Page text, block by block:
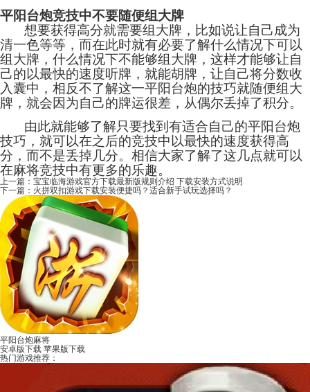
平阳台炮竞技中不要随便组大牌
想要获得高分就需要组大牌，比如说让自己成为
清一色等等，而在此时就有必要了解什么情况下可以
组大牌，什么情况下不能够组大牌，这样才能够让自
己的以最快的速度听牌，就能胡牌，让自己将分数收
入囊中，相反不了解这一平阳台炮的技巧就随便组大
牌，就会因为自己的牌运很差，从偶尔丢掉了积分。
由此就能够了解只要找到有适合自己的平阳台炮
技巧，就可以在之后的竞技中以最快的速度获得高
分，而不是丢掉几分。相信大家了解了这几点就可以
在麻将竞技中有更多的乐趣。
上一篇： 宝宝临海游戏官方下载最新版规则介绍 下载安装方式说明
下一篇： 火拼双扣游戏下载安装便捷吗？适合新手试玩选择吗？
平阳台炮麻将
安卓版下载 苹果版下载
热门游戏推荐：